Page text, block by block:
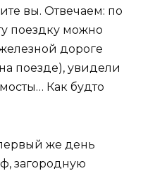
вы. Отвечаем: по
поездку можно
дороге
поезде), увидели
Как будто
же день
загородную